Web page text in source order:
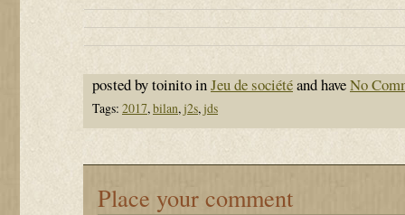
posted by toinito inJeu de sociétéand haveNo
Tags: 2017,bilan,j2s,jds
Place your comment